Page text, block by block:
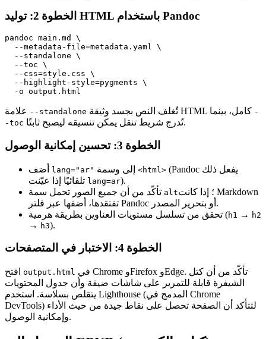
الخطوة 2: توليد HTML باستخدام Pandoc
pandoc main.md \
  --metadata-file=metadata.yaml \
  --standalone \
  --toc \
  --css=style.css \
  --highlight-style=pygments \
--standalone
-
-toc
تُدرج شريط تنقل يمكن تنسيقه ليصبح ثابتًا.
الخطوة 3: تحسين إمكانية الوصول
lang="ar" <html> (Pandoc يفعل ذلك
lang=ar).
alt؛ إذا كانت Markdown
تفتقدها، أضفها عبر فلتر Pandoc أو بتحرير المصدر.
تحقق من تسلسل مستويات العناوين بطريقة هرمية (h1 → h2
→ h3).
الخطوة 4: الاختبار في المتصفحات
output.html
الشيفرة قابلة للتمرير على شاشات ضيقة وأن جدول المحتويات
يتقلص بسلاسة. استخدم Lighthouse (المدمج في Chrome
DevTools) لتتأكد أن الصفحة تحصل على نقاط جيدة من حيث الأداء
وإمكانية الوصول.